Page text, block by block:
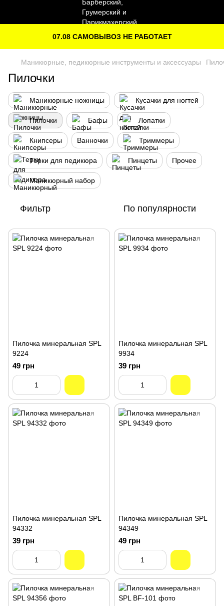
07.08 САМОВЫВОЗ НЕ РАБОТАЕТ
Маникюрные, педикюрные инструменты и аксессуары
Пилочки
Маникюрные ножницы Кусачки для ногтей
Пилочки Бафы Лопатки
Книпсеры Ванночки Триммеры
Терки для педикюра Пинцеты Прочее
Маникюрный набор
Фильтр По популярности
Пилочка минеральная SPL
9224
49 грн
Пилочка минеральная SPL
9934
39 грн
Пилочка минеральная SPL
94332
39 грн
Пилочка минеральная SPL
94349
49 грн